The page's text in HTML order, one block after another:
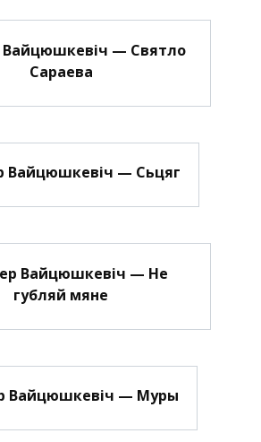
Вайцюшкевіч — Святло
Сараева
Вайцюшкевіч — Сьцяг
Вайцюшкевіч — Не
губляй мяне
Вайцюшкевіч — Муры